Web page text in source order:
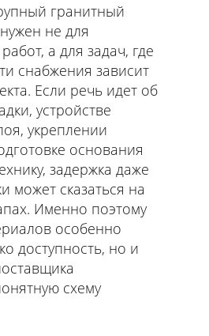
гранитный
не для
а для задач, где
снабжения зависит
Если речь идет об
устройстве
укреплении
основания
задержка даже
может сказаться на
Именно поэтому
особенно
доступность, но и
схему